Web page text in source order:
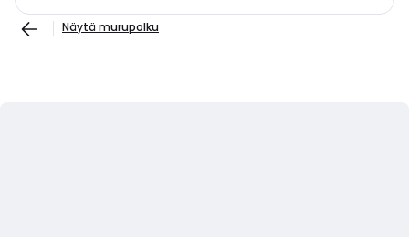
Näytä murupolku